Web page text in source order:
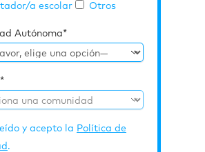
a escolar
Otros
Autónoma*
y acepto la Política de
.